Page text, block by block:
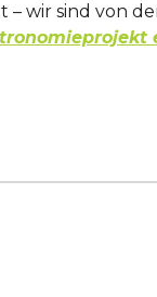
wir sind von